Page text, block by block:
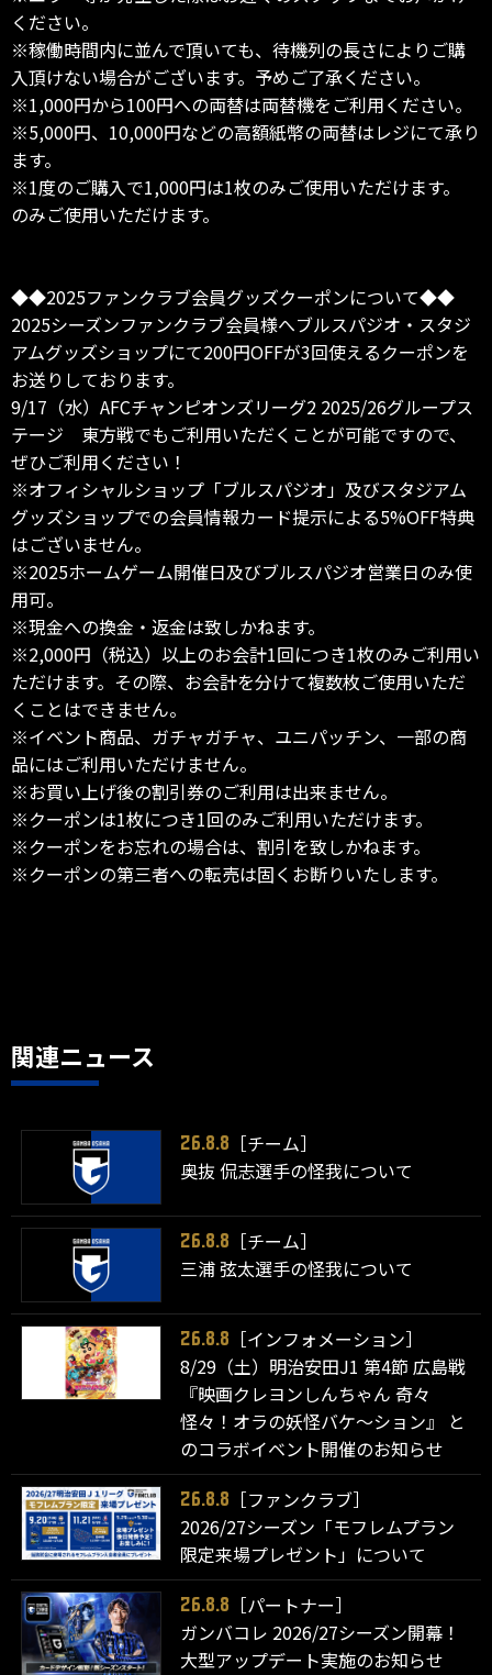
ください。
※稼働時間内に並んで頂いても、待機列の長さによりご購
入頂けない場合がございます。予めご了承ください。
※1,000円から100円への両替は両替機をご利用ください。
※5,000円、10,000円などの高額紙幣の両替はレジにて承り
ます。
※1度のご購入で1,000円は1枚のみご使用いただけます。
のみご使用いただけます。
◆◆2025ファンクラブ会員グッズクーポンについて◆◆
2025シーズンファンクラブ会員様へブルスパジオ・スタジ
アムグッズショップにて200円OFFが3回使えるクーポンを
お送りしております。
9/17（水）AFCチャンピオンズリーグ2 2025/26グループス
テージ 東方戦でもご利用いただくことが可能ですので、
ぜひご利用ください！
※オフィシャルショップ「ブルスパジオ」及びスタジアム
グッズショップでの会員情報カード提示による5%OFF特典
はございません。
※2025ホームゲーム開催日及びブルスパジオ営業日のみ使
用可。
※現金への換金・返金は致しかねます。
※2,000円（税込）以上のお会計1回につき1枚のみご利用い
ただけます。その際、お会計を分けて複数枚ご使用いただ
くことはできません。
※イベント商品、ガチャガチャ、ユニパッチン、一部の商
品にはご利用いただけません。
※お買い上げ後の割引券のご利用は出来ません。
※クーポンは1枚につき1回のみご利用いただけます。
※クーポンをお忘れの場合は、割引を致しかねます。
※クーポンの第三者への転売は固くお断りいたします。
関連ニュース
26.8.8
［チーム］
奥抜 侃志選手の怪我について
26.8.8
［チーム］
三浦 弦太選手の怪我について
26.8.8
［インフォメーション］
8/29（土）明治安田J1 第4節 広島戦
『映画クレヨンしんちゃん 奇々
怪々！オラの妖怪バケ～ション』 と
のコラボイベント開催のお知らせ
26.8.8
［ファンクラブ］
2026/27シーズン「モフレムプラン
限定来場プレゼント」について
26.8.8
［パートナー］
ガンバコレ 2026/27シーズン開幕！
大型アップデート実施のお知らせ